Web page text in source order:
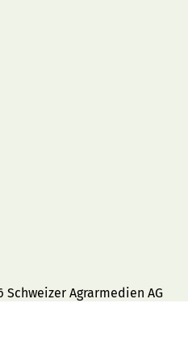
Schweizer Agrarmedien AG